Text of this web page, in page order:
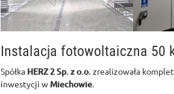
Instalacja fotowoltaiczna 50
Spółka HERZ 2 Sp. z o.o.zrealizowała
inwestycji w Miechowie.